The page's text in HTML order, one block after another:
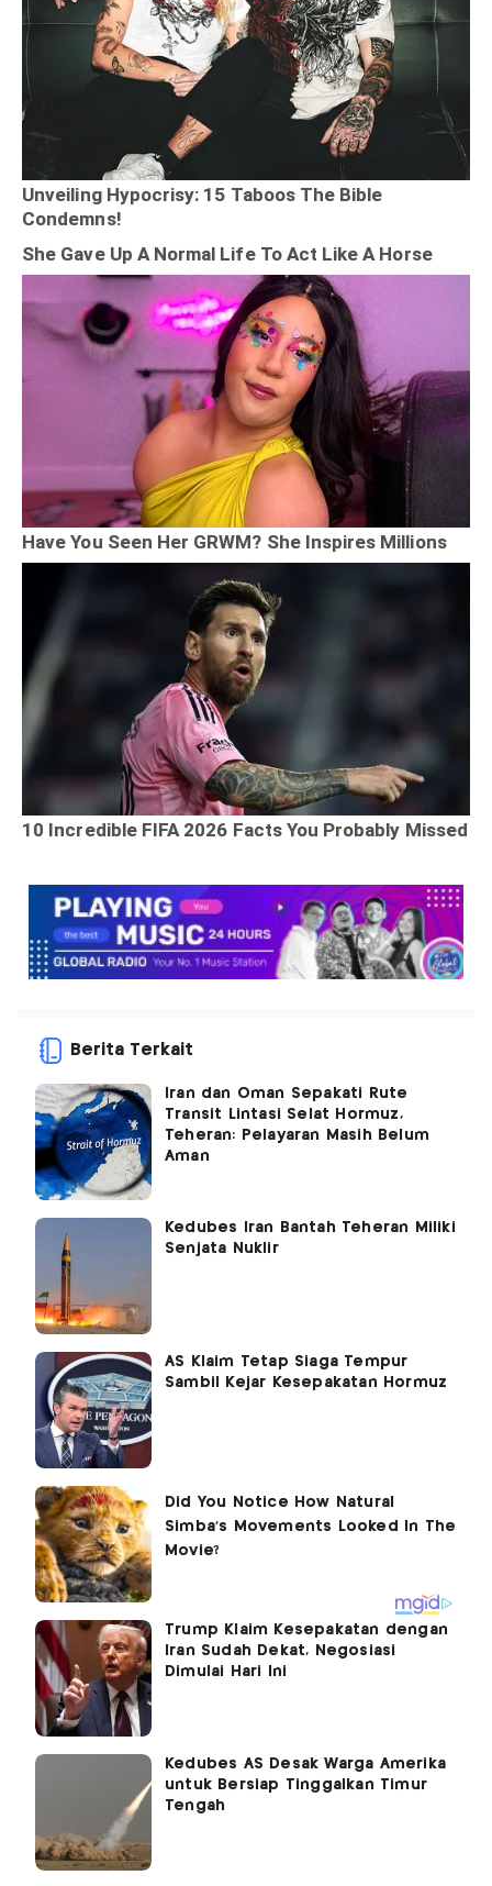
Berita Terkait
Iran dan Oman Sepakati Rute
Transit Lintasi Selat Hormuz,
Teheran: Pelayaran Masih Belum
Aman
Kedubes Iran Bantah Teheran Miliki
Senjata Nuklir
AS Klaim Tetap Siaga Tempur
Sambil Kejar Kesepakatan Hormuz
Trump Klaim Kesepakatan dengan
Iran Sudah Dekat, Negosiasi
Dimulai Hari Ini
Kedubes AS Desak Warga Amerika
untuk Bersiap Tinggalkan Timur
Tengah